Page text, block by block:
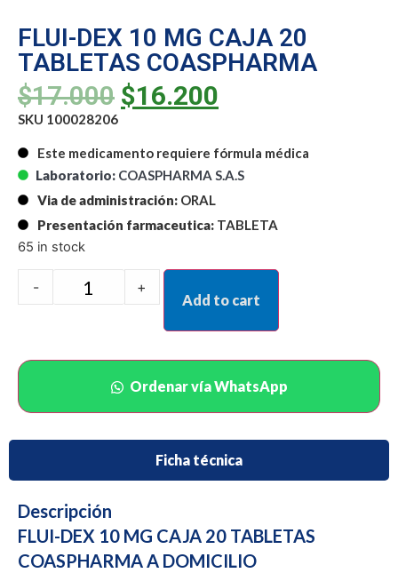
FLUI-DEX 10 MG CAJA 20
TABLETAS COASPHARMA
$17.000 $16.200
SKU 100028206
Este medicamento requiere fórmula médica
Laboratorio: COASPHARMA S.A.S
Via de administración: ORAL
Presentación farmaceutica: TABLETA
65 in stock
- +
Add to cart
Ordenar vía WhatsApp
Ficha técnica
Descripción
FLUI-DEX 10 MG CAJA 20 TABLETAS
COASPHARMA A DOMICILIO